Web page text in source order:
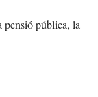
pensió pública, la